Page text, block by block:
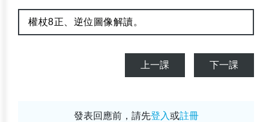
權杖8正、逆位圖像解讀。
上一課 下一課
發表回應前，請先登入或註冊